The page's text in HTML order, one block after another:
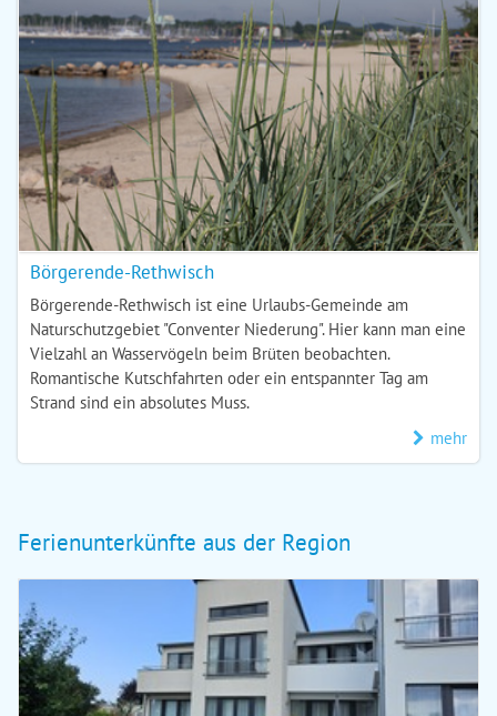
Börgerende-Rethwisch
Börgerende-Rethwisch ist eine Urlaubs-Gemeinde am
Naturschutzgebiet "Conventer Niederung". Hier kann man eine
Vielzahl an Wasservögeln beim Brüten beobachten.
Romantische Kutschfahrten oder ein entspannter Tag am
Strand sind ein absolutes Muss.
mehr
Ferienunterkünfte aus der Region